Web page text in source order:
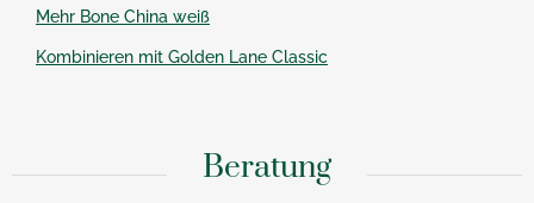
Mehr Bone China weiß
Kombinieren mit Golden Lane Classic
Beratung